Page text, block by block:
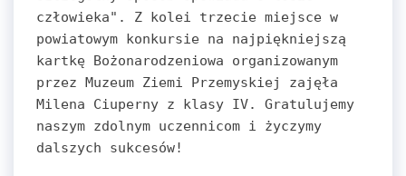
człowieka". Z kolei trzecie miejsce w
powiatowym konkursie na najpiękniejszą
kartkę Bożonarodzeniowa organizowanym
przez Muzeum Ziemi Przemyskiej zajęła
Milena Ciuperny z klasy IV. Gratulujemy
naszym zdolnym uczennicom i życzymy
dalszych sukcesów!